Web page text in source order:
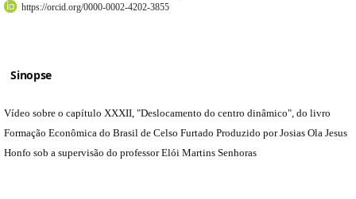
https://orcid.org/0000-0002-4202-3855
Sinopse
Vídeo sobre o capítulo XXXII, "Deslocamento do centro dinâmico", do livro
Formação Econômica do Brasil de Celso Furtado Produzido por Josias Ola Jesus
Honfo sob a supervisão do professor Elói Martins Senhoras